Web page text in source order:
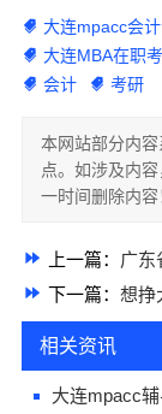
大连mpacc会
大连MBA在职
会计
考研
本网站部分内
点。如涉及内
一时间删除内容
上一篇： 广东
下一篇： 想挣
相关资讯